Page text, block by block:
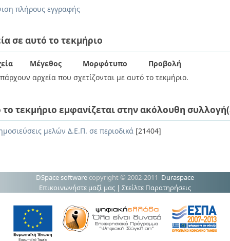
πλήρους εγγραφής
σε αυτό το τεκμήριο
Μέγεθος Μορφότυπο
Προβολή
αρχεία που σχετίζονται με αυτό το τεκμήριο.
το τεκμήριο εμφανίζεται στην ακόλουθη
μελών Δ.Ε.Π. σε περιοδικά [21404]
DSpace software copyright © 2002-2011 Duraspace
Επικοινωνήστε μαζί μας | Στείλτε Παρατηρήσεις